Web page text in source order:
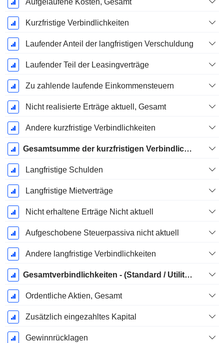
Aufgelaufene Kosten, Gesamt
Kurzfristige Verbindlichkeiten
Laufender Anteil der langfristigen Verschuldung
Laufender Teil der Leasingverträge
Zu zahlende laufende Einkommensteuern
Nicht realisierte Erträge aktuell, Gesamt
Andere kurzfristige Verbindlichkeiten
Gesamtsumme der kurzfristigen Verbindlichkeiten
Langfristige Schulden
Langfristige Mietverträge
Nicht erhaltene Erträge Nicht aktuell
Aufgeschobene Steuerpassiva nicht aktuell
Andere langfristige Verbindlichkeiten
Gesamtverbindlichkeiten - (Standard / Utility Vorlage)
Ordentliche Aktien, Gesamt
Zusätzlich eingezahltes Kapital
Gewinnrücklagen